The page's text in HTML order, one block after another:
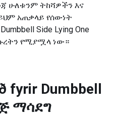
ሁለቱንም ትከሻዎችን እና
አጠቃላይ የሰውነት
Side Lying One
የሚያሟላ ነው።
fyrir Dumbbell
ማሳደግ